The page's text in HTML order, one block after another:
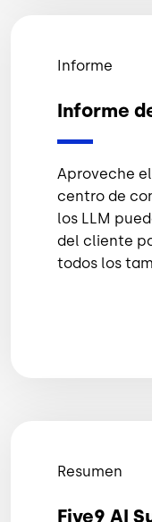
Informe
Informe
Aproveche
centro de
los LLM
del cliente
todos los
Resumen
Five9 AI